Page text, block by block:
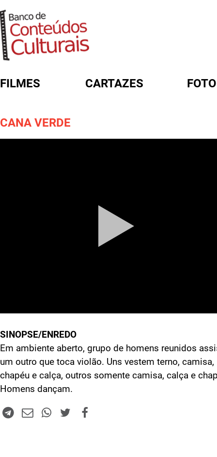
FILMES CARTAZES
CANA VERDE
SINOPSE/ENREDO
Em ambiente aberto, grupo de homens reunidos
um outro que toca violão. Uns vestem terno, camisa,
chapéu e calça, outros somente camisa, calça e
Homens dançam.